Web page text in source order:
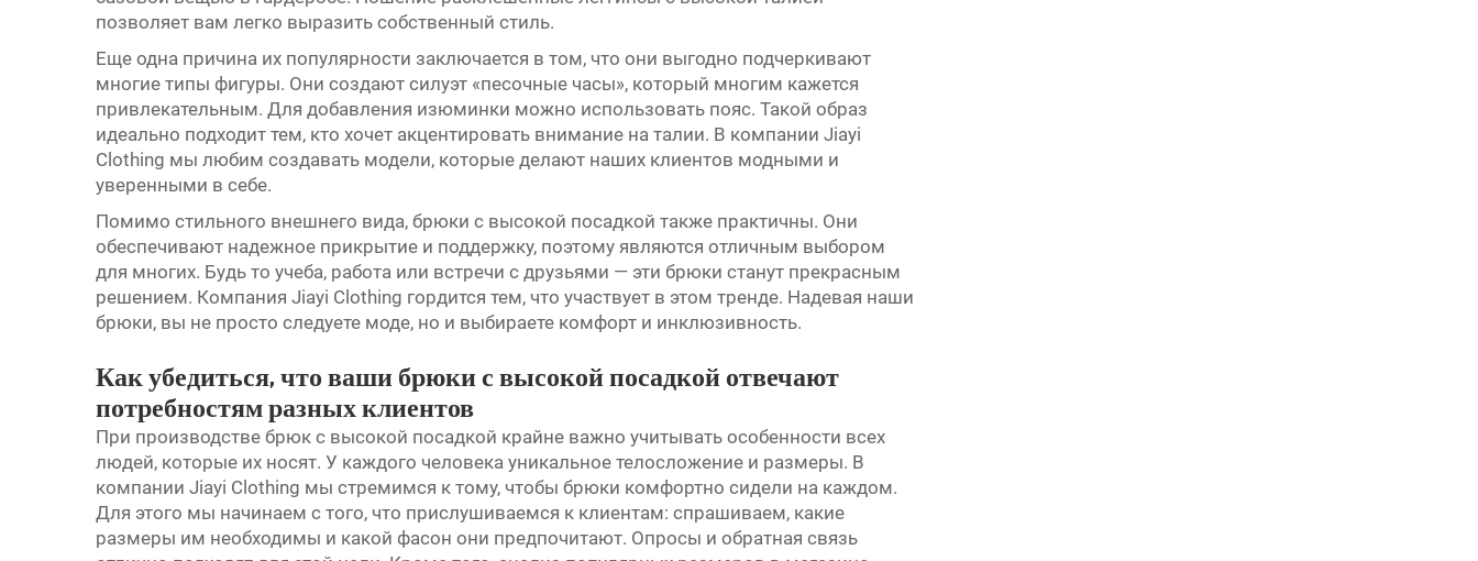
позволяет вам легко выразить собственный стиль.
Еще одна причина их популярности заключается в том, что они выгодно подчеркивают
многие типы фигуры. Они создают силуэт «песочные часы», который многим кажется
привлекательным. Для добавления изюминки можно использовать пояс. Такой образ
идеально подходит тем, кто хочет акцентировать внимание на талии. В компании Jiayi
Clothing мы любим создавать модели, которые делают наших клиентов модными и
уверенными в себе.
Помимо стильного внешнего вида, брюки с высокой посадкой также практичны. Они
обеспечивают надежное прикрытие и поддержку, поэтому являются отличным выбором
для многих. Будь то учеба, работа или встречи с друзьями — эти брюки станут прекрасным
решением. Компания Jiayi Clothing гордится тем, что участвует в этом тренде. Надевая наши
брюки, вы не просто следуете моде, но и выбираете комфорт и инклюзивность.
Как убедиться, что ваши брюки с высокой посадкой отвечают
потребностям разных клиентов
При производстве брюк с высокой посадкой крайне важно учитывать особенности всех
людей, которые их носят. У каждого человека уникальное телосложение и размеры. В
компании Jiayi Clothing мы стремимся к тому, чтобы брюки комфортно сидели на каждом.
Для этого мы начинаем с того, что прислушиваемся к клиентам: спрашиваем, какие
размеры им необходимы и какой фасон они предпочитают. Опросы и обратная связь